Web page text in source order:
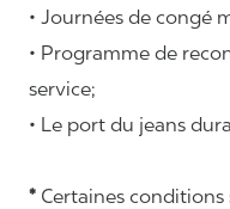
• Journées de congé
• Programme de
service;
• Le port du jeans
* Certaines conditions